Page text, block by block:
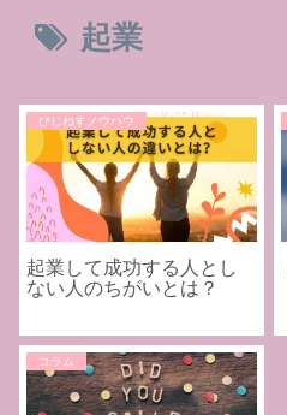
起業
びじねすノウハウ
起業して成功する人とし
ない人のちがいとは？
コラム